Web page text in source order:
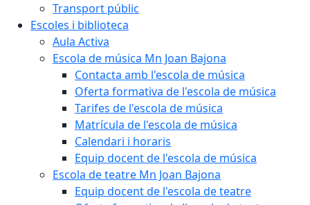
Transport públic
Escoles i biblioteca
Aula Activa
Escola de música Mn Joan Bajona
Contacta amb l'escola de música
Oferta formativa de l'escola de música
Tarifes de l'escola de música
Matrícula de l'escola de música
Calendari i horaris
Equip docent de l'escola de música
Escola de teatre Mn Joan Bajona
Equip docent de l'escola de teatre